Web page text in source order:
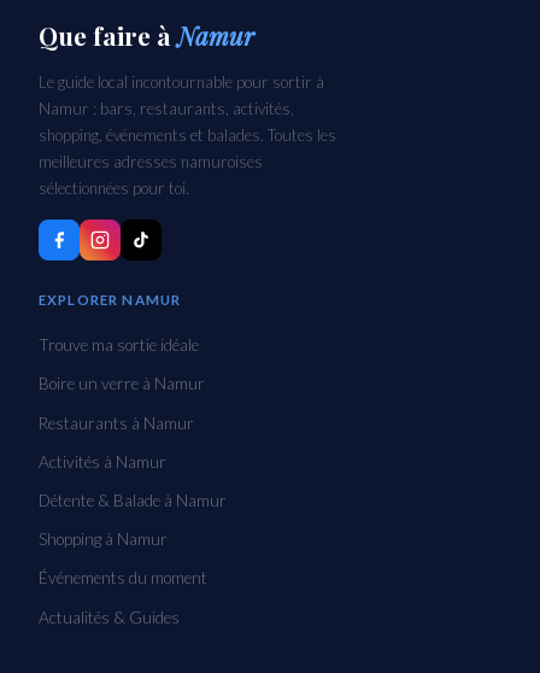
Que faire àNamur
Le guide local incontournable pour sortir à
Namur : bars, restaurants, activités,
shopping, événements et balades. Toutes les
meilleures adresses namuroises
sélectionnées pour toi.
EXPLORER NAMUR
Trouve ma sortie idéale
Boire un verre à Namur
Restaurants à Namur
Activités à Namur
Détente & Balade à Namur
Shopping à Namur
Événements du moment
Actualités & Guides